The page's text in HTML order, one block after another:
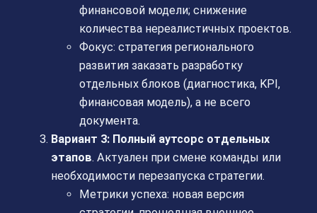
финансовой модели; снижение
количества нереалистичных проектов.
Фокус: стратегия регионального
развития заказать разработку
отдельных блоков (диагностика, KPI,
финансовая модель), а не всего
документа.
Вариант 3: Полный аутсорс отдельных
этапов. Актуален при смене команды или
необходимости перезапуска стратегии.
Метрики успеха: новая версия